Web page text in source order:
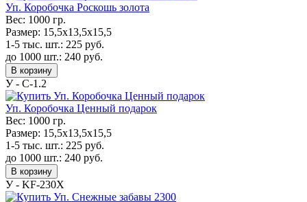
Уп. Коробочка Роскошь золота
Вес: 1000 гр.
Размер: 15,5х13,5х15,5
1-5 тыс. шт.: 225 руб.
до 1000 шт.: 240 руб.
В корзину
У - С-1.2
Уп. Коробочка Ценный подарок
Вес: 1000 гр.
Размер: 15,5х13,5х15,5
1-5 тыс. шт.: 225 руб.
до 1000 шт.: 240 руб.
В корзину
У - KF-230Х